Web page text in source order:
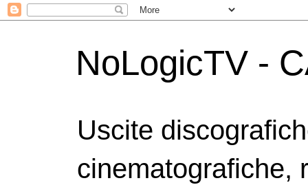
NoLogicTV -
Uscite
cinematografiche,